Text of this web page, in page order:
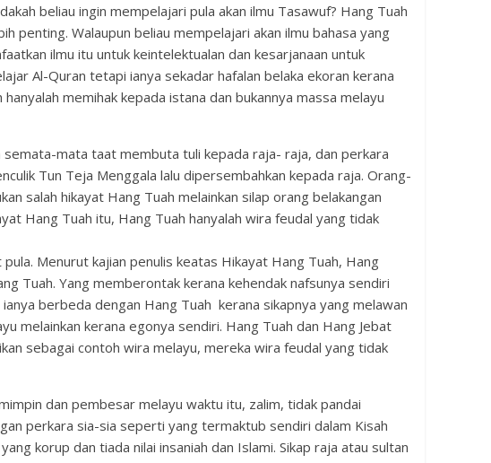
beliau ingin mempelajari pula akan ilmu Tasawuf? Hang Tuah
penting. Walaupun beliau mempelajari akan ilmu bahasa yang
ilmu itu untuk keintelektualan dan kesarjanaan untuk
Al-Quran tetapi ianya sekadar hafalan belaka ekoran kerana
memihak kepada istana dan bukannya massa melayu
semata-mata taat membuta tuli kepada raja- raja, dan perkara
Tun Teja Menggala lalu dipersembahkan kepada raja. Orang-
salah hikayat Hang Tuah melainkan silap orang belakangan
Hang Tuah itu, Hang Tuah hanyalah wira feudal yang tidak
Menurut kajian penulis keatas Hikayat Hang Tuah, Hang
Tuah. Yang memberontak kerana kehendak nafsunya sendiri
berbeda dengan Hang Tuah kerana sikapnya yang melawan
melainkan kerana egonya sendiri. Hang Tuah dan Hang Jebat
sebagai contoh wira melayu, mereka wira feudal yang tidak
dan pembesar melayu waktu itu, zalim, tidak pandai
perkara sia-sia seperti yang termaktub sendiri dalam Kisah
korup dan tiada nilai insaniah dan Islami. Sikap raja atau sultan